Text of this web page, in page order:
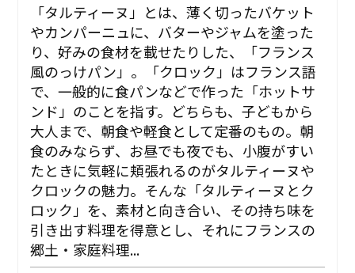
「タルティーヌ」とは、薄く切ったバケット
やカンパーニュに、バターやジャムを塗った
り、好みの食材を載せたりした、「フランス
風のっけパン」。「クロック」はフランス語
で、一般的に食パンなどで作った「ホットサ
ンド」のことを指す。どちらも、子どもから
大人まで、朝食や軽食として定番のもの。朝
食のみならず、お昼でも夜でも、小腹がすい
たときに気軽に頬張れるのがタルティーヌや
クロックの魅力。そんな「タルティーヌとク
ロック」を、素材と向き合い、その持ち味を
引き出す料理を得意とし、それにフランスの
郷土・家庭料理...